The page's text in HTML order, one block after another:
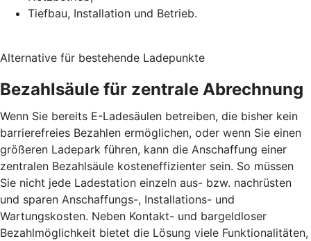
Tiefbau, Installation und Betrieb.
Alternative für bestehende Ladepunkte
Bezahlsäule für zentrale Abrechnung
Wenn Sie bereits E-Ladesäulen betreiben, die bisher kein
barrierefreies Bezahlen ermöglichen, oder wenn Sie einen
größeren Ladepark führen, kann die Anschaffung einer
zentralen Bezahlsäule kosteneffizienter sein. So müssen
Sie nicht jede Ladestation einzeln aus- bzw. nachrüsten
und sparen Anschaffungs-, Installations- und
Wartungskosten. Neben Kontakt- und bargeldloser
Bezahlmöglichkeit bietet die Lösung viele Funktionalitäten,